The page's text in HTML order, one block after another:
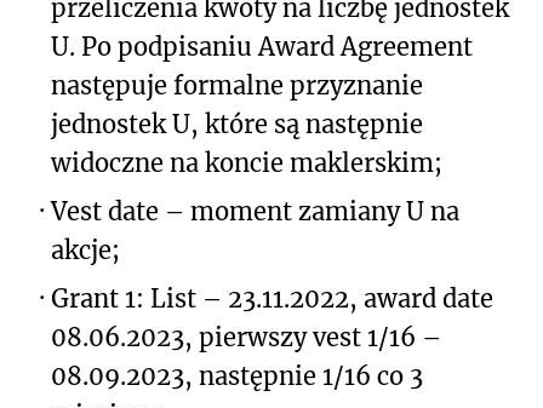
przeliczenia kwoty na liczbę jednostek
U. Po podpisaniu Award Agreement
następuje formalne przyznanie
jednostek U, które są następnie
widoczne na koncie maklerskim;
· Vest date – moment zamiany U na
akcje;
· Grant 1: List – 23.11.2022, award date
08.06.2023, pierwszy vest 1/16 –
08.09.2023, następnie 1/16 co 3